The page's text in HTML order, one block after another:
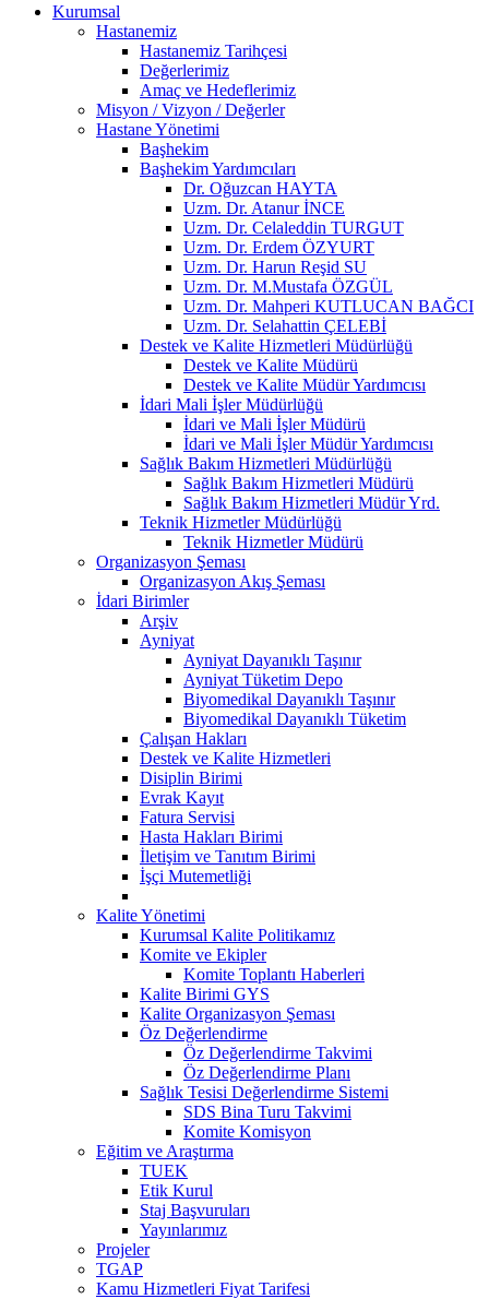
Kurumsal
Hastanemiz
Hastanemiz Tarihçesi
Değerlerimiz
Amaç ve Hedeflerimiz
Misyon / Vizyon / Değerler
Hastane Yönetimi
Başhekim
Başhekim Yardımcıları
Dr. Oğuzcan HAYTA
Uzm. Dr. Atanur İNCE
Uzm. Dr. Celaleddin TURGUT
Uzm. Dr. Erdem ÖZYURT
Uzm. Dr. Harun Reşid SU
Uzm. Dr. M.Mustafa ÖZGÜL
Uzm. Dr. Mahperi KUTLUCAN BAĞCI
Uzm. Dr. Selahattin ÇELEBİ
Destek ve Kalite Hizmetleri Müdürlüğü
Destek ve Kalite Müdürü
Destek ve Kalite Müdür Yardımcısı
İdari Mali İşler Müdürlüğü
İdari ve Mali İşler Müdürü
İdari ve Mali İşler Müdür Yardımcısı
Sağlık Bakım Hizmetleri Müdürlüğü
Sağlık Bakım Hizmetleri Müdürü
Sağlık Bakım Hizmetleri Müdür Yrd.
Teknik Hizmetler Müdürlüğü
Teknik Hizmetler Müdürü
Organizasyon Şeması
Organizasyon Akış Şeması
İdari Birimler
Arşiv
Ayniyat
Ayniyat Dayanıklı Taşınır
Ayniyat Tüketim Depo
Biyomedikal Dayanıklı Taşınır
Biyomedikal Dayanıklı Tüketim
Çalışan Hakları
Destek ve Kalite Hizmetleri
Disiplin Birimi
Evrak Kayıt
Fatura Servisi
Hasta Hakları Birimi
İletişim ve Tanıtım Birimi
İşçi Mutemetliği
Kalite Yönetimi
Kurumsal Kalite Politikamız
Komite ve Ekipler
Komite Toplantı Haberleri
Kalite Birimi GYS
Kalite Organizasyon Şeması
Öz Değerlendirme
Öz Değerlendirme Takvimi
Öz Değerlendirme Planı
Sağlık Tesisi Değerlendirme Sistemi
SDS Bina Turu Takvimi
Komite Komisyon
Eğitim ve Araştırma
TUEK
Etik Kurul
Staj Başvuruları
Yayınlarımız
Projeler
TGAP
Kamu Hizmetleri Fiyat Tarifesi